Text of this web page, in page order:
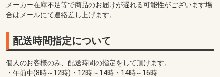
メーカー在庫不足等で商品のお届けが遅れる可能性がございます場
合はメールにて連絡差し上げます。
配送時間指定について
個人のお客様のみ、配送時間の指定をして頂けます。
・午前中(8時～12時)・12時～14時・14時～16時